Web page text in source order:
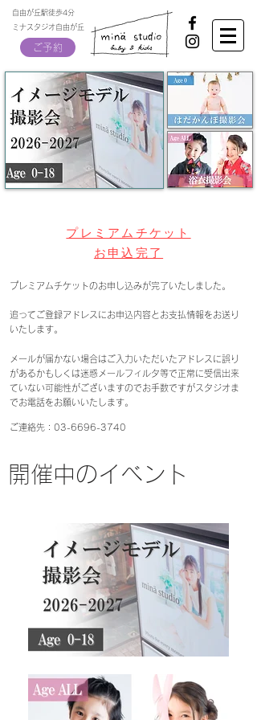
自由が丘駅徒歩4分
ミナスタジオ自由が丘
ご予約
プレミアムチケット
お申込完了
プレミアムチケットのお申し込みが完了いたしました。
追ってご登録アドレスにお申込内容と お支払情報をお送り
いたします。
メールが届かない場合はご入力いただいたアドレスに誤り
があるかもしくは迷惑メールフィルタ等で正常に受信出来
ていない可能性がございますのでお手数ですがスタジオま
でお電話をお願いいたします。
ご連絡先：03-6696-3740
開催中のイベント